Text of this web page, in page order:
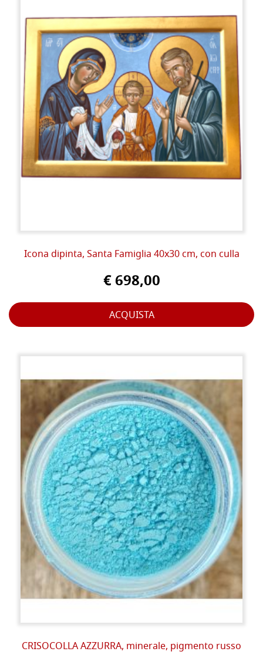
Icona dipinta, Santa Famiglia 40x30 cm, con culla
€ 698,00
ACQUISTA
CRISOCOLLA AZZURRA, minerale, pigmento russo